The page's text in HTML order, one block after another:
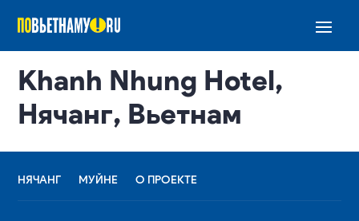
Khanh Nhung Hotel,
Нячанг, Вьетнам
НЯЧАНГ МУЙНЕ О ПРОЕКТЕ